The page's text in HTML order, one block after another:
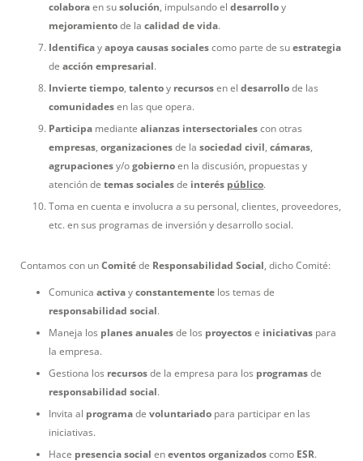
colabora en susolución, impulsando eldesarrollo y
mejoramiento de lacalidad de vida.
Identifica yapoya causas sociales como parte de suestrategia
deacción empresarial.
Invierte tiempo,talento y recursos en eldesarrollo de las
comunidades en las que opera.
Participa mediantealianzas intersectoriales con otras
empresas,organizaciones de lasociedad civil,cámaras,
agrupaciones y/ogobierno en la discusión, propuestas y
atención detemas sociales de interés público.
Toma en cuenta e involucra a su personal, clientes, proveedores,
etc. en sus programas de inversión y desarrollo social.
Contamos con unComité de Responsabilidad Social , dicho Comité:
Comunicaactiva yconstantemente los temas de
responsabilidad social.
Maneja los planes anuales de los proyectos e iniciativas para
la empresa.
Gestiona los recursos de la empresa para los programas de
responsabilidad social.
Invita al programa devoluntariado para participar en las
iniciativas.
Hace presencia social eneventos organizados como ESR.